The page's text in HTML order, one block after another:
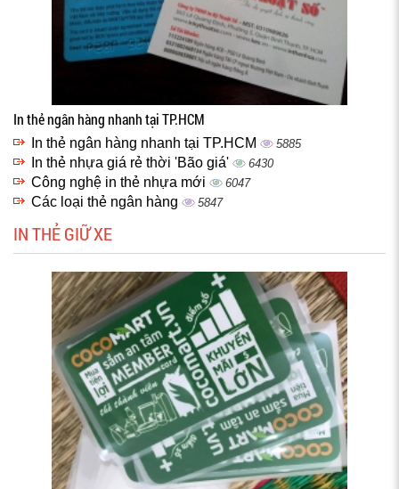
In thẻ ngân hàng nhanh tại TP.HCM
In thẻ ngân hàng nhanh tại TP.HCM 5885
In thẻ nhựa giá rẻ thời 'Bão giá' 6430
Công nghệ in thẻ nhựa mới 6047
Các loại thẻ ngân hàng 5847
IN THẺ GIỮ XE